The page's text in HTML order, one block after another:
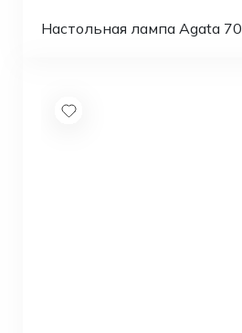
Настольная лампа Agata